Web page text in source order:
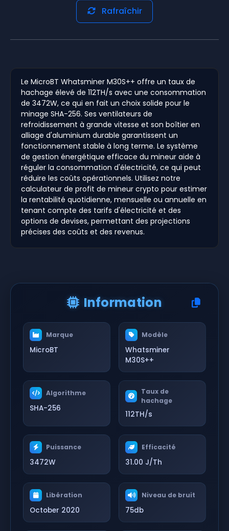
Rafraîchir
Le MicroBT Whatsminer M30S++ offre un taux de
hachage élevé de 112TH/s avec une consommation
de 3472W, ce qui en fait un choix solide pour le
minage SHA-256. Ses ventilateurs de
refroidissement à grande vitesse et son boîtier en
alliage d'aluminium durable garantissent un
fonctionnement stable à long terme. Le système
de gestion énergétique efficace du mineur aide à
réguler la consommation d'électricité, ce qui peut
réduire les coûts opérationnels. Utilisez notre
calculateur de profit de mineur crypto pour estimer
la rentabilité quotidienne, mensuelle ou annuelle en
tenant compte des tarifs d'électricité et des
options de devises, permettant des projections
précises des coûts et des revenus.
Information
Marque
MicroBT
Modèle
Whatsminer
M30S++
Algorithme
SHA-256
Taux de
hachage
112TH/s
Puissance
3472W
Efficacité
31.00 J/Th
Libération
October 2020
Niveau de bruit
75db